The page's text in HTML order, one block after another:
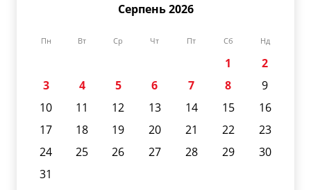
Серпень 2026
Пн Вт Ср Чт Пт Сб Нд
1
2
3
4 5 6 7 8
9
10
11 12 13 14 15
16
17
18 19 20 21 22
23
24
25 26 27 28 29
30
31